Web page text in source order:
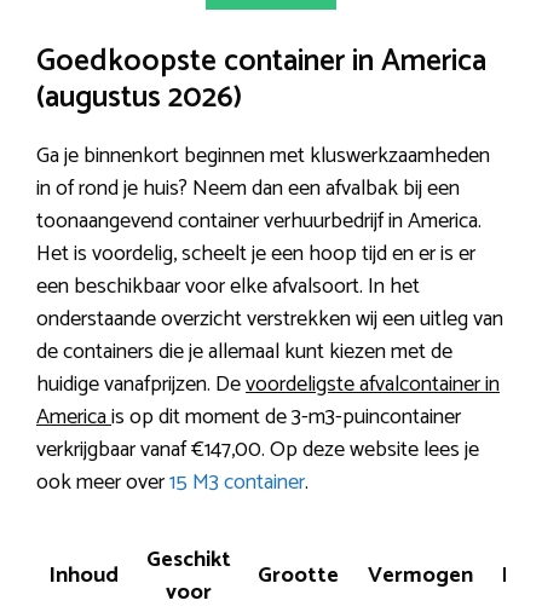
Goedkoopste container in America
(augustus 2026)
Ga je binnenkort beginnen met kluswerkzaamheden
in of rond je huis? Neem dan een afvalbak bij een
toonaangevend container verhuurbedrijf in America.
Het is voordelig, scheelt je een hoop tijd en er is er
een beschikbaar voor elke afvalsoort. In het
onderstaande overzicht verstrekken wij een uitleg van
de containers die je allemaal kunt kiezen met de
huidige vanafprijzen. Devoordeligste afvalcontainer in
Americais op dit moment de 3-m3-puincontainer
verkrijgbaar vanaf €147,00. Op deze website lees je
ook meer over15 M3 container.
Inhoud
Geschikt
voor
Grootte Vermogen